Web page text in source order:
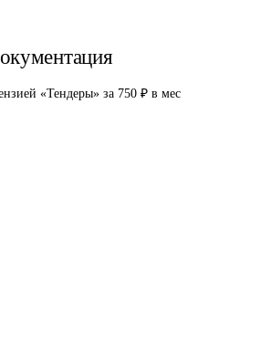
«Тендеры» за 750 ₽ в мес